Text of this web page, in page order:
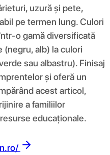
uzură și pete,
pe termen lung. Culori
o gamă diversificată
(negru, alb) la culori
sau albastru). Finisaj
și oferă un
acest articol,
a familiilor
educaționale.